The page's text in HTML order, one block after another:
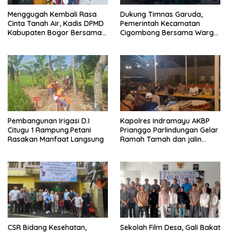
Menggugah Kembali Rasa
Cinta Tanah Air, Kadis DPMD
Kabupaten Bogor Bersama
Masyarakat Dan Pengguna
Jalan.
Dukung Timnas Garuda,
Pemerintah Kecamatan
Cigombong Bersama Warga
Pembangunan Irigasi D.I
Citugu 1 Rampung.Petani
Rasakan Manfaat Langsung
Kapolres Indramayu AKBP
Prianggo Parlindungan Gelar
Ramah Tamah dan jalin
CSR Bidang Kesehatan,
Sekolah Film Desa, Gali Bakat